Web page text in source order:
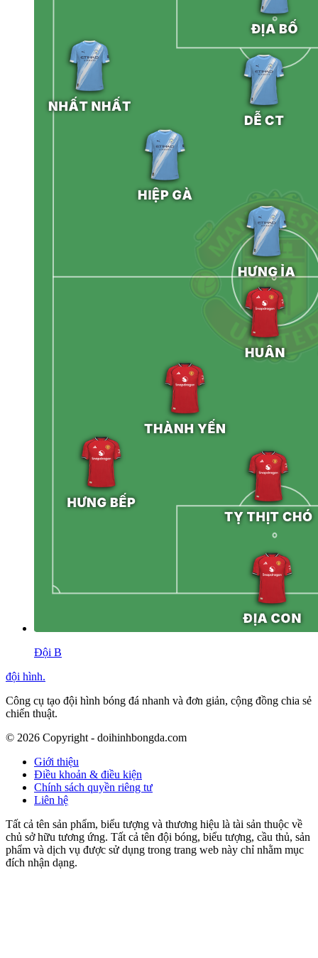
Đội B
đội hình.
Công cụ tạo đội hình bóng đá nhanh và đơn giản, cộng đồng chia sẻ
chiến thuật.
© 2026 Copyright - doihinhbongda.com
Giới thiệu
Điều khoản & điều kiện
Chính sách quyền riêng tư
Liên hệ
Tất cả tên sản phẩm, biểu tượng và thương hiệu là tài sản thuộc về
chủ sở hữu tương ứng. Tất cả tên đội bóng, biểu tượng, cầu thủ, sản
phẩm và dịch vụ được sử dụng trong trang web này chỉ nhằm mục
đích nhận dạng.